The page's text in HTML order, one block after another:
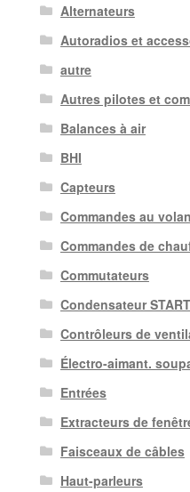
Alternateurs
Autoradios et
autre
Autres pilotes et
Balances à air
BHI
Capteurs
Commandes au
Commandes de
Commutateurs
Condensateur
Contrôleurs de
Électro-aimant.
Entrées
Extracteurs de
Faisceaux de câbles
Haut-parleurs